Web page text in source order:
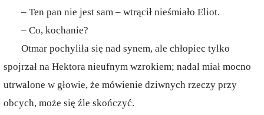
– Ten pan nie jest sam – wtrącił nieśmiało Eliot.
– Co, kochanie?
Otmar pochyliła się nad synem, ale chłopiec tylko
spojrzał na Hektora nieufnym wzrokiem; nadal miał mocno
utrwalone w głowie, że mówienie dziwnych rzeczy przy
obcych, może się źle skończyć.